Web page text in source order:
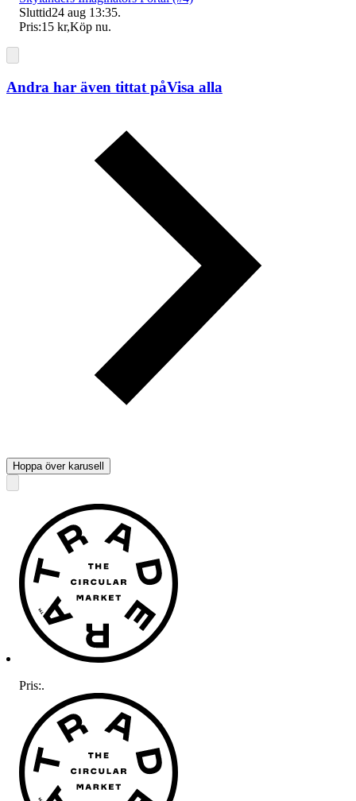
Sluttid24 aug 13:35.
Pris:15 kr,Köp nu.
Andra har även tittat påVisa alla
Hoppa över karusell
Pris:.